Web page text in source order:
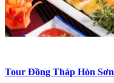
Tour Đồng Tháp Hòn Sơn